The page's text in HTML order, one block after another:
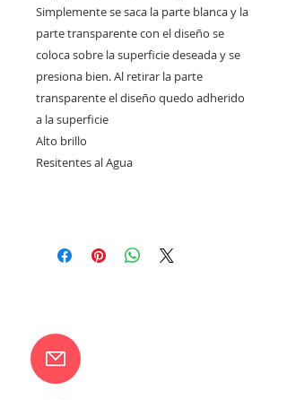
Simplemente se saca la parte blanca y la
parte transparente con el diseño se
coloca sobre la superficie deseada y se
presiona bien. Al retirar la parte
transparente el diseño quedo adherido
a la superficie
Alto brillo
Resitentes al Agua